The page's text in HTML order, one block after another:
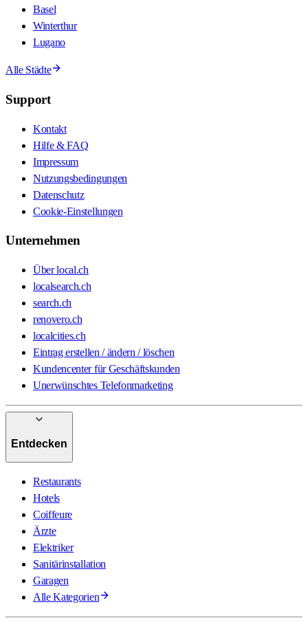
Basel
Winterthur
Lugano
Alle Städte
Support
Kontakt
Hilfe & FAQ
Impressum
Nutzungsbedingungen
Datenschutz
Cookie-Einstellungen
Unternehmen
Über local.ch
localsearch.ch
search.ch
renovero.ch
localcities.ch
Eintrag erstellen / ändern / löschen
Kundencenter für Geschäftskunden
Unerwünschtes Telefonmarketing
Entdecken
Restaurants
Hotels
Coiffeure
Ärzte
Elektriker
Sanitärinstallation
Garagen
Alle Kategorien